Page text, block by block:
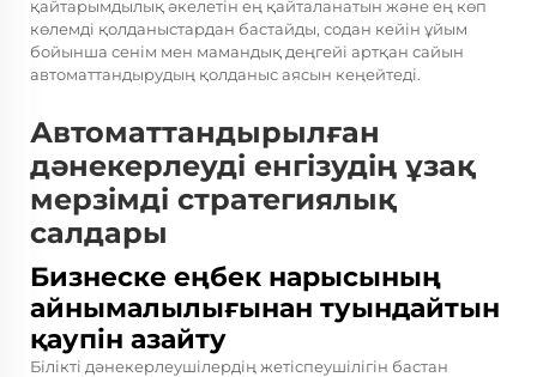
қайтарымдылық әкелетін ең қайталанатын және ең көп
көлемді қолданыстардан бастайды, содан кейін ұйым
бойынша сенім мен мамандық деңгейі артқан сайын
автоматтандырудың қолданыс аясын кеңейтеді.
Автоматтандырылған
дәнекерлеуді енгізудің ұзақ
мерзімді стратегиялық
салдары
Бизнеске еңбек нарысының
айнымалылығынан туындайтын
қаупін азайту
Білікті дәнекерлеушілердің жетіспеушілігін бастан